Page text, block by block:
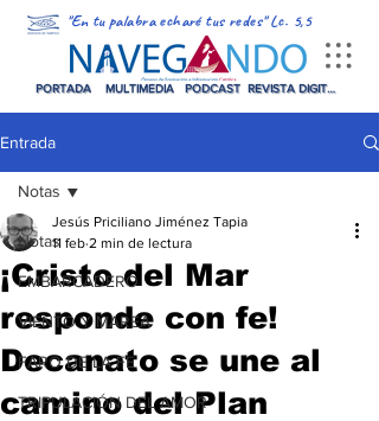
"En tu palabra echaré tus redes" Lc. 5,5
PORTADA MULTIMEDIA PODCAST REVISTA DIGITAL
Entrada
Notas
EMBARCADERO
VIENTO Y MAREA
FARO DE LA FE
TRIPULACIÓN DEL AMOR
Notas
¡Cristo del Mar
responde con fe!
Decanato se une al
camino del Plan
Jesús Priciliano Jiménez Tapia
11 feb 2 min de lectura